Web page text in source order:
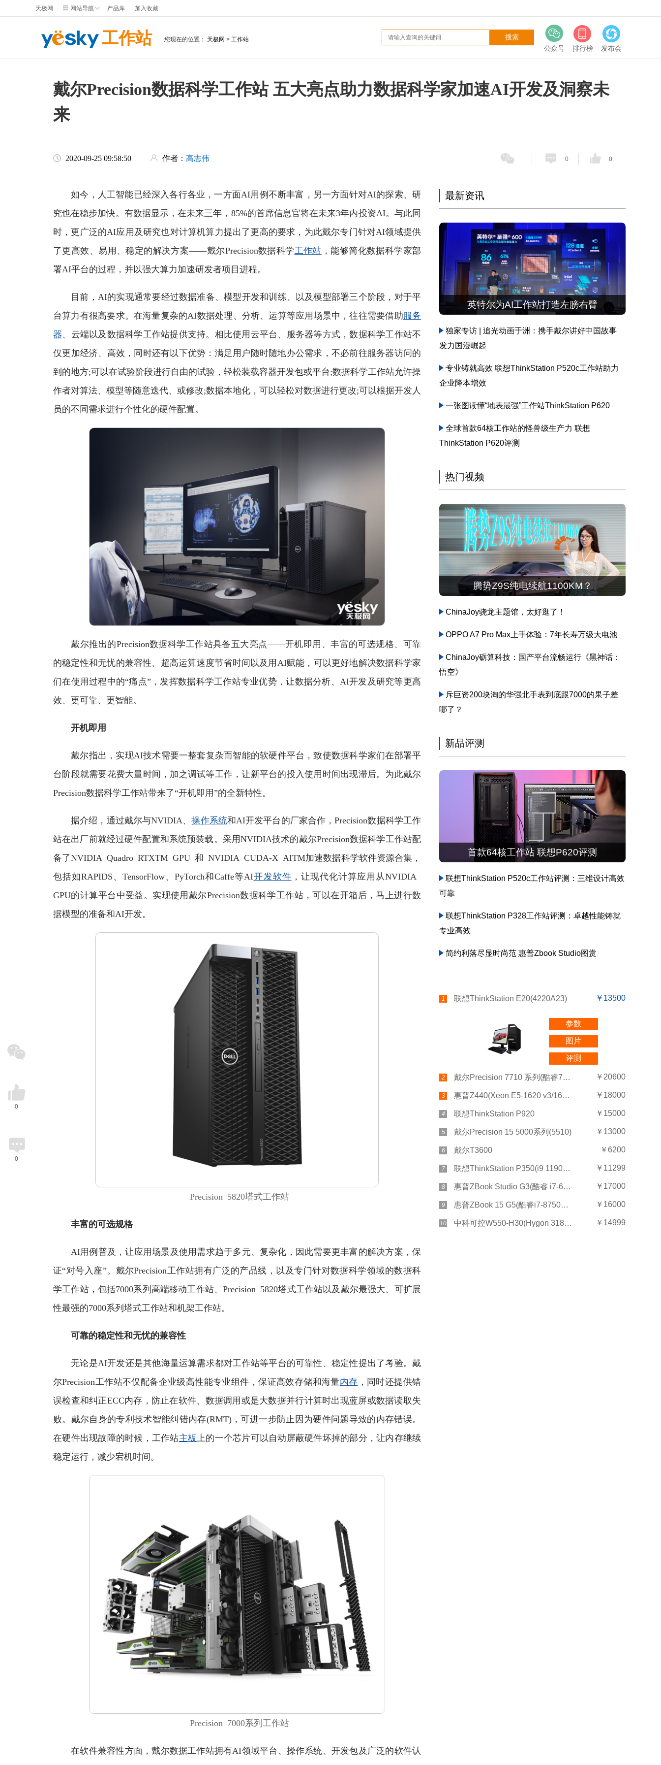
天极网 网站导航 产品库 加入收藏
工作站 您现在的位置： 天极网 > 工作站
公众号 排行榜 发布会
戴尔Precision数据科学工作站 五大亮点助力数据科学家加速AI开发及洞察未
来
2020-09-25 09:58:50 作者： 高志伟 0 0
如今，人工智能已经深入各行各业，一方面AI用例不断丰富，另一方面针对AI的探索、研
究也在稳步加快。有数据显示，在未来三年，85%的首席信息官将在未来3年内投资AI。与此同
时，更广泛的AI应用及研究也对计算机算力提出了更高的要求，为此戴尔专门针对AI领域提供
了更高效、易用、稳定的解决方案——戴尔Precision数据科学工作站 ，能够简化数据科学家部
署AI平台的过程，并以强大算力加速研发者项目进程。
目前，AI的实现通常要经过数据准备、模型开发和训练、以及模型部署三个阶段，对于平
台算力有很高要求。在海量复杂的AI数据处理、分析、运算等应用场景中，往往需要借助服务
器、云端以及数据科学工作站提供支持。相比使用云平台、服务器等方式，数据科学工作站不
仅更加经济、高效，同时还有以下优势：满足用户随时随地办公需求，不必前往服务器访问的
到的地方;可以在试验阶段进行自由的试验，轻松装载容器开发包或平台;数据科学工作站允许操
作者对算法、模型等随意迭代、或修改;数据本地化，可以轻松对数据进行更改;可以根据开发人
员的不同需求进行个性化的硬件配置。
戴尔推出的Precision数据科学工作站具备五大亮点——开机即用、丰富的可选规格、可靠
的稳定性和无忧的兼容性、超高运算速度节省时间以及用AI赋能，可以更好地解决数据科学家
们在使用过程中的“痛点”，发挥数据科学工作站专业优势，让数据分析、AI开发及研究等更高
效、更可靠、更智能。
开机即用
戴尔指出，实现AI技术需要一整套复杂而智能的软硬件平台，致使数据科学家们在部署平
台阶段就需要花费大量时间，加之调试等工作，让新平台的投入使用时间出现滞后。为此戴尔
Precision数据科学工作站带来了“开机即用”的全新特性。
据介绍，通过戴尔与NVIDIA、操作系统和AI开发平台的厂家合作，Precision数据科学工作
站在出厂前就经过硬件配置和系统预装载。采用NVIDIA技术的戴尔Precision数据科学工作站配
备了NVIDIA Quadro RTXTM GPU 和 NVIDIA CUDA-X AITM加速数据科学软件资源合集，
包括如RAPIDS、TensorFlow、PyTorch和Caffe等AI开发软件 ，让现代化计算应用从NVIDIA
GPU的计算平台中受益。实现使用戴尔Precision数据科学工作站，可以在开箱后，马上进行数
据模型的准备和AI开发。
Precision 5820塔式工作站
丰富的可选规格
AI用例普及，让应用场景及使用需求趋于多元、复杂化，因此需要更丰富的解决方案，保
证“对号入座”。戴尔Precision工作站拥有广泛的产品线，以及专门针对数据科学领域的数据科
学工作站，包括7000系列高端移动工作站、Precision 5820塔式工作站以及戴尔最强大、可扩展
性最强的7000系列塔式工作站和机架工作站。
可靠的稳定性和无忧的兼容性
无论是AI开发还是其他海量运算需求都对工作站等平台的可靠性、稳定性提出了考验。戴
尔Precision工作站不仅配备企业级高性能专业组件，保证高效存储和海量内存 ，同时还提供错
误检查和纠正ECC内存，防止在软件、数据调用或是大数据并行计算时出现蓝屏或数据读取失
败。戴尔自身的专利技术智能纠错内存(RMT)，可进一步防止因为硬件问题导致的内存错误。
在硬件出现故障的时候，工作站主板上的一个芯片可以自动屏蔽硬件坏掉的部分，让内存继续
稳定运行，减少宕机时间。
Precision 7000系列工作站
在软件兼容性方面，戴尔数据工作站拥有AI领域平台、操作系统、开发包及广泛的软件认
最新资讯
英特尔为AI工作站打造左膀右臂
独家专访 | 追光动画于洲：携手戴尔讲好中国故事
发力国漫崛起
专业铸就高效 联想ThinkStation P520c工作站助力
企业降本增效
一张图读懂“地表最强”工作站ThinkStation P620
全球首款64核工作站的怪兽级生产力 联想
ThinkStation P620评测
热门视频
腾势Z9S纯电续航1100KM？
ChinaJoy骁龙主题馆，太好逛了！
OPPO A7 Pro Max上手体验：7年长寿万级大电池
ChinaJoy砺算科技：国产平台流畅运行《黑神话：
悟空》
斥巨资200块淘的华强北手表到底跟7000的果子差
哪了？
新品评测
首款64核工作站 联想P620评测
联想ThinkStation P520c工作站评测：三维设计高效
可靠
联想ThinkStation P328工作站评测：卓越性能铸就
专业高效
简约利落尽显时尚范 惠普Zbook Studio图赏
1 联想ThinkStation E20(4220A23) ￥13500
参数
图片
评测
2 戴尔Precision 7710 系列(酷睿7-6820HQ/16G×1/256G+2T/W7170M 4G) ￥20600
3 惠普Z440(Xeon E5-1620 v3/16GB/256GB+1TB/K2200) ￥18000
4 联想ThinkStation P920 ￥15000
5 戴尔Precision 15 5000系列(5510) ￥13000
6 戴尔T3600 ￥6200
7 联想ThinkStation P350(i9 11900/16GB/256GB+2TB/T600) ￥11299
8 惠普ZBook Studio G3(酷睿 i7-6700HQ/8GB/256GB固态) ￥17000
9 惠普ZBook 15 G5(酷睿i7-8750H/16GB/256GB+2TB) ￥16000
10 中科可控W550-H30(Hygon 3185/16GB*2/2TB/集显) ￥14999
0
0